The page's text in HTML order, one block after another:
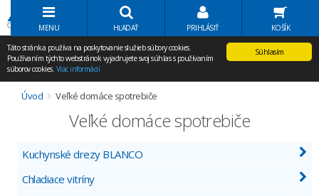
Volať Agem
MENU HĽADAŤ PRIHLÁSIŤ KOŠÍK
Súhlasím
Táto stránka používa na poskytovanie služieb súbory cookies.
Používaním týchto webstránok vyjadrujete svoj súhlas s používaním
súborov cookies. Viac informácií
Úvod Veľké domáce spotrebiče
Veľké domáce spotrebiče
Kuchynské drezy BLANCO
Chladiace vitríny